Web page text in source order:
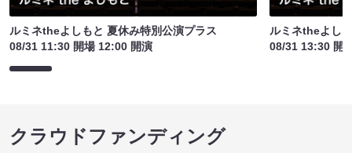
ルミネtheよしもと 夏休み特別公演プラス
08/31 11:30 開場 12:00 開演
ルミネtheよし
08/31 13:30 開
クラウドファンディング